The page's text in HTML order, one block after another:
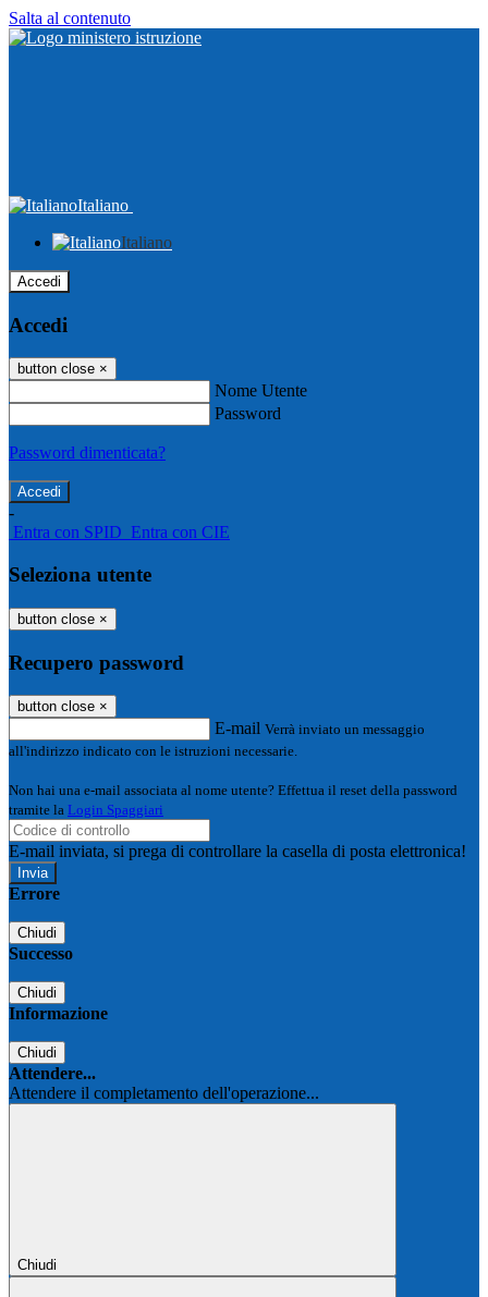
Salta al contenuto
Italiano
Italiano
Accedi
Accedi
button close ×
Nome Utente
Password
Password dimenticata?
-
Entra con SPID Entra con CIE
Seleziona utente
button close ×
Recupero password
button close ×
E-mail Verrà inviato un messaggio
all'indirizzo indicato con le istruzioni necessarie.
Non hai una e-mail associata al nome utente? Effettua il reset della password
tramite la Login Spaggiari
E-mail inviata, si prega di controllare la casella di posta elettronica!
Errore
Chiudi
Successo
Chiudi
Informazione
Chiudi
Attendere...
Attendere il completamento dell'operazione...
Chiudi